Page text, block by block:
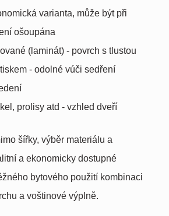
varianta, může být při
ošoupána
(laminát) - povrch s tlustou
- odolné vúči sedření
prolisy atd - vzhled dveří
šířky, výběr materiálu a
a ekonomicky dostupné
bytového použití kombinaci
a voštinové výplně.